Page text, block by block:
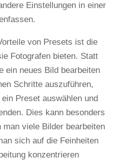
Einstellungen in einer
von Presets ist die
Fotografen bieten. Statt
ein neues Bild bearbeiten
Schritte auszuführen,
Preset auswählen und
Dies kann besonders
viele Bilder bearbeiten
sich auf die Feinheiten
konzentrieren